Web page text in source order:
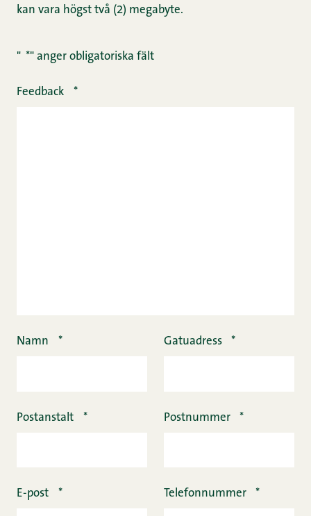
kan vara högst två (2) megabyte.
" *" anger obligatoriska fält
Feedback *
Namn * Gatuadress *
Postanstalt * Postnummer *
E-post * Telefonnummer *